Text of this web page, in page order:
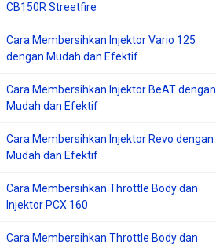
CB150R Streetfire
Cara Membersihkan Injektor Vario 125
dengan Mudah dan Efektif
Cara Membersihkan Injektor BeAT dengan
Mudah dan Efektif
Cara Membersihkan Injektor Revo dengan
Mudah dan Efektif
Cara Membersihkan Throttle Body dan
Injektor PCX 160
Cara Membersihkan Throttle Body dan